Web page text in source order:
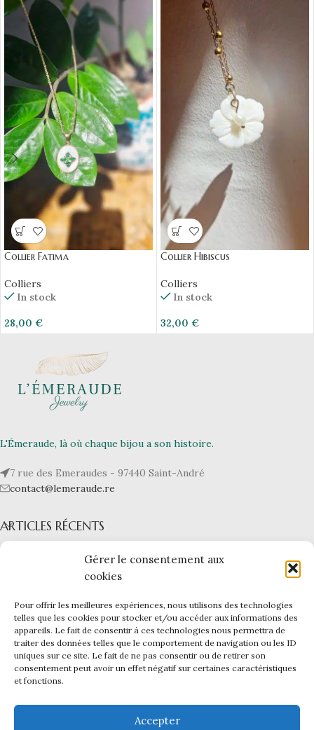
Gérer le consentement aux
cookies
Pour offrir les meilleures expériences, nous utilisons des technologies
telles que les cookies pour stocker et/ou accéder aux informations des
appareils. Le fait de consentir à ces technologies nous permettra de
traiter des données telles que le comportement de navigation ou les ID
uniques sur ce site. Le fait de ne pas consentir ou de retirer son
consentement peut avoir un effet négatif sur certaines caractéristiques
et fonctions.
Accepter
Collier Fatima
Colliers
In stock
28,00 €
Collier Hibiscus
Colliers
In stock
32,00 €
L'Émeraude, là où chaque bijou a son histoire.
7 rue des Emeraudes - 97440 Saint-André
contact@lemeraude.re
ARTICLES RÉCENTS
LIENS UTILES
L'ÉMERAUDE|Mentions légales -CGV -CGU -Confidentialité -
Cookies
Ce site a été financé par l’Union Européenne dans le cadre du
programme FEDER-FSE+ Réunion dont l’Autorité de gestion est la
FEDER.